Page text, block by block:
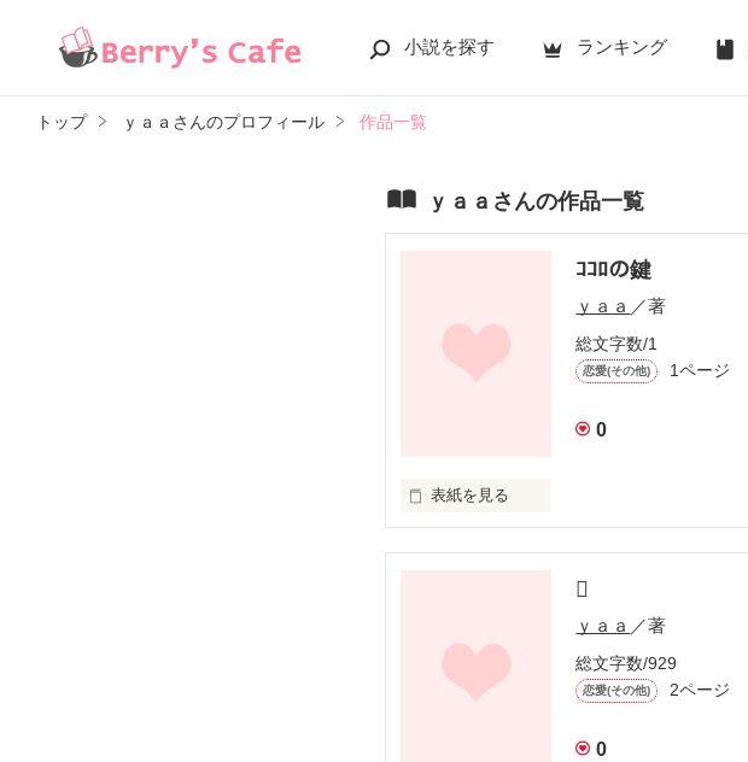
小説を探す ランキング
トップ ｙａａさんのプロフィール 作品一覧
ｙａａさんの作品一覧
ｺｺﾛの鍵
ｙａａ ／著
総文字数/1
恋愛(その他) 1ページ
0
表紙を見る
好きな人と一緒に居られる事が嬉しくて
止められない

ｙａａ ／著
総文字数/929
恋愛(その他) 2ページ
0